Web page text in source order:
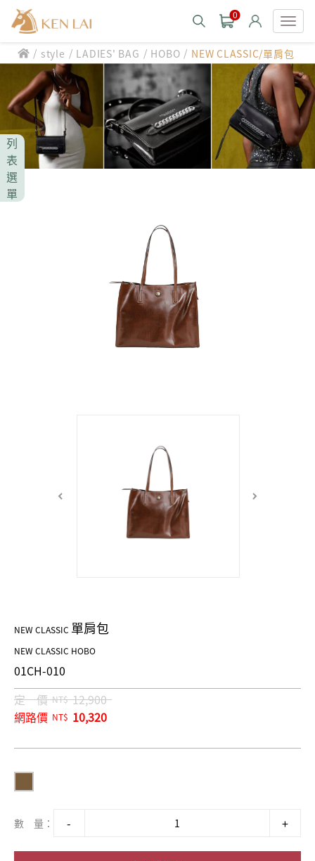
0
款式分類 style
男士包款 MEN'S BAG
男士夾款 MEN'S WALLET
男士皮帶 MEN'S BELT
中性商品 UNISEX BAG/SLG
皮革保養 LEATHER CARE
CHIARUGI
男士包款 MEN'S BAG
男士夾款 MEN'S WALLET
男士皮帶 MEN'S BELT
女士夾款 LADIES' WALLET
中性商品 UNISEX BAG/SLG
CUMAR
女士夾款 LADIES' WALLET
中性商品 UNISEX BAG/SLG
Roberta di Camerino
女士包款 LADIES' BAG
女士夾款 LADIES' WALLET
男士夾款 MEN'S WALLET
男士皮帶 MEN'S BELT
女士包款 LADIES' BAG
珍藏 THE BRIDGE (TB SPECIAL)
男士包款 MEN'S BAG
男士夾款 MEN'S WALLET
中性商品 UNISEX BAG/SLG
/ style / LADIES' BAG / HOBO / NEW CLASSIC/單肩包
列
表
選
單
NEW CLASSIC 單肩包
NEW CLASSIC HOBO
01CH-010
定 價 NT$ 12,900
網路價 NT$ 10,320
數 量：